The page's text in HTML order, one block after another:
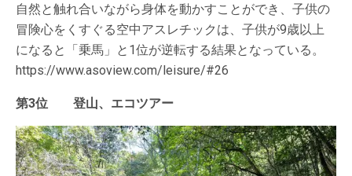
自然と触れ合いながら身体を動かすことができ、子供の
冒険心をくすぐる空中アスレチックは、子供が9歳以上
になると「乗馬」と1位が逆転する結果となっている。
https://www.asoview.com/leisure/#26
第3位 登山、エコツアー